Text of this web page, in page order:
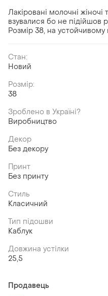
Лакіровані молочні
взувалися бо не підійшов
Розмір 38, на устойчивому
Стан:
Новий
Розмір:
38
Зроблено в Україні?
Виробництво
Декор
Без декору
Принт
Без принту
Стиль
Класичний
Тип підошви
Каблук
Довжина устілки
25,5
Продавець